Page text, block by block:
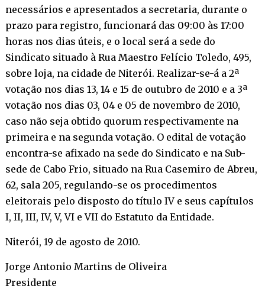
necessários e apresentados a secretaria, durante o
prazo para registro, funcionará das 09:00 às 17:00
horas nos dias úteis, e o local será a sede do
Sindicato situado à Rua Maestro Felício Toledo, 495,
sobre loja, na cidade de Niterói. Realizar-se-á a 2ª
votação nos dias 13, 14 e 15 de outubro de 2010 e a 3ª
votação nos dias 03, 04 e 05 de novembro de 2010,
caso não seja obtido quorum respectivamente na
primeira e na segunda votação. O edital de votação
encontra-se afixado na sede do Sindicato e na Sub-
sede de Cabo Frio, situado na Rua Casemiro de Abreu,
62, sala 205, regulando-se os procedimentos
eleitorais pelo disposto do título IV e seus capítulos
I, II, III, IV, V, VI e VII do Estatuto da Entidade.
Niterói, 19 de agosto de 2010.
Jorge Antonio Martins de Oliveira
Presidente